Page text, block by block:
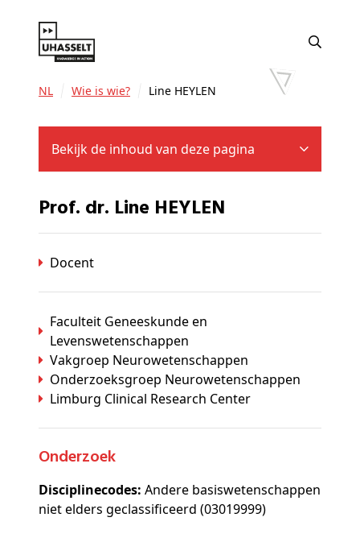
NL Wie is wie? Line HEYLEN
Bekijk de inhoud van deze pagina
Prof. dr. Line HEYLEN
Docent
Faculteit Geneeskunde en
Levenswetenschappen
Vakgroep Neurowetenschappen
Onderzoeksgroep Neurowetenschappen
Limburg Clinical Research Center
Onderzoek
Disciplinecodes: Andere basiswetenschappen
niet elders geclassificeerd (03019999)